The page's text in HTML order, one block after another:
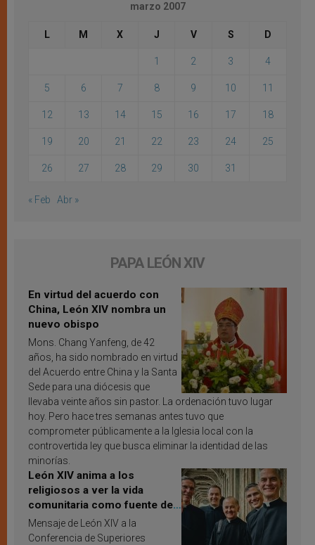
marzo 2007
L M X J V S D
1 2 3 4
5 6 7 8 9 10 11
12 13 14 15 16 17 18
19 20 21 22 23 24 25
26 27 28 29 30 31
« Feb Abr »
PAPA LEÓN XIV
En virtud del acuerdo con
China, León XIV nombra un
nuevo obispo
Mons. Chang Yanfeng, de 42
años, ha sido nombrado en virtud
del Acuerdo entre China y la Santa
Sede para una diócesis que
llevaba veinte años sin pastor. La ordenación tuvo lugar
hoy. Pero hace tres semanas antes tuvo que
comprometer públicamente a la Iglesia local con la
controvertida ley que busca eliminar la identidad de las
minorías.
León XIV anima a los
religiosos a ver la vida
comunitaria como fuente de
inspiración y santificación
Mensaje de León XIV a la
Conferencia de Superiores